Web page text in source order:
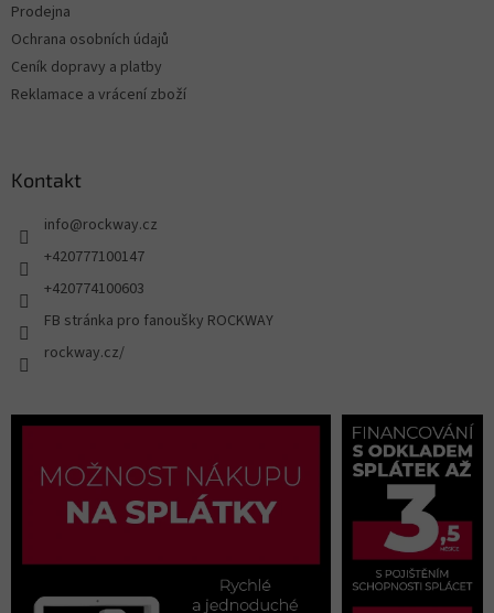
Prodejna
Ochrana osobních údajů
Ceník dopravy a platby
Reklamace a vrácení zboží
Kontakt
info@rockway.cz
+420777100147
+420774100603
FB stránka pro fanoušky ROCKWAY
rockway.cz/